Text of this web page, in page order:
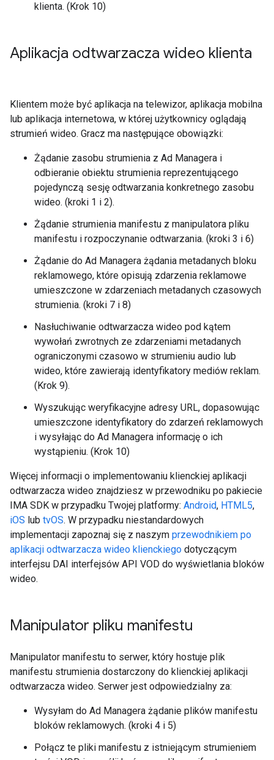
klienta. (Krok 10)
Aplikacja odtwarzacza wideo klienta
Klientem może być aplikacja na telewizor, aplikacja mobilna
lub aplikacja internetowa, w której użytkownicy oglądają
strumień wideo. Gracz ma następujące obowiązki:
Żądanie zasobu strumienia z Ad Managera i
odbieranie obiektu strumienia reprezentującego
pojedynczą sesję odtwarzania konkretnego zasobu
wideo. (kroki 1 i 2).
Żądanie strumienia manifestu z manipulatora pliku
manifestu i rozpoczynanie odtwarzania. (kroki 3 i 6)
Żądanie do Ad Managera żądania metadanych bloku
reklamowego, które opisują zdarzenia reklamowe
umieszczone w zdarzeniach metadanych czasowych
strumienia. (kroki 7 i 8)
Nasłuchiwanie odtwarzacza wideo pod kątem
wywołań zwrotnych ze zdarzeniami metadanych
ograniczonymi czasowo w strumieniu audio lub
wideo, które zawierają identyfikatory mediów reklam.
(Krok 9).
Wyszukując weryfikacyjne adresy URL, dopasowując
umieszczone identyfikatory do zdarzeń reklamowych
i wysyłając do Ad Managera informację o ich
wystąpieniu. (Krok 10)
Więcej informacji o implementowaniu klienckiej aplikacji
odtwarzacza wideo znajdziesz w przewodniku po pakiecie
IMA SDK w przypadku Twojej platformy: Android, HTML5,
iOS lub tvOS. W przypadku niestandardowych
implementacji zapoznaj się z naszym przewodnikiem po
aplikacji odtwarzacza wideo klienckiego dotyczącym
interfejsu DAI interfejsów API VOD do wyświetlania bloków
wideo.
Manipulator pliku manifestu
Manipulator manifestu to serwer, który hostuje plik
manifestu strumienia dostarczony do klienckiej aplikacji
odtwarzacza wideo. Serwer jest odpowiedzialny za:
Wysyłam do Ad Managera żądanie plików manifestu
bloków reklamowych. (kroki 4 i 5)
Połącz te pliki manifestu z istniejącym strumieniem